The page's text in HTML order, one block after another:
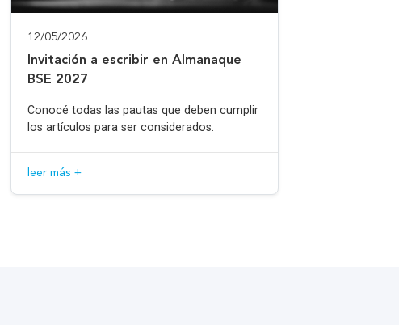
12/05/2026
Invitación a escribir en Almanaque
BSE 2027
Conocé todas las pautas que deben cumplir
los artículos para ser considerados.
leer más +